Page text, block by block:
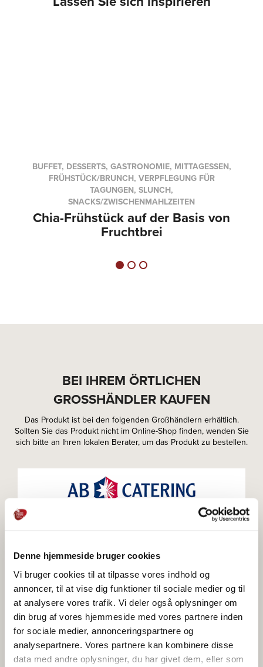
Denne hjemmeside bruger cookies
Vi bruger cookies til at tilpasse vores indhold og
annoncer, til at vise dig funktioner til sociale medier og til
at analysere vores trafik. Vi deler også oplysninger om
din brug af vores hjemmeside med vores partnere inden
for sociale medier, annonceringspartnere og
analysepartnere. Vores partnere kan kombinere disse
data med andre oplysninger, du har givet dem, eller som
BUFFET, DESSERTS, GASTRONOMIE, MITTAGESSEN,
FRÜHSTÜCK/BRUNCH, VERPFLEGUNG FÜR
TAGUNGEN, SLUNCH,
SNACKS/ZWISCHENMAHLZEITEN
Chia-Frühstück auf der Basis von
Fruchtbrei
BEI IHREM ÖRTLICHEN
GROSSHÄNDLER KAUFEN
Das Produkt ist bei den folgenden Großhändlern erhältlich.
Sollten Sie das Produkt nicht im Online-Shop finden, wenden Sie
sich bitte an Ihren lokalen Berater, um das Produkt zu bestellen.
Zum Webshop gehen
Zum Webshop gehen